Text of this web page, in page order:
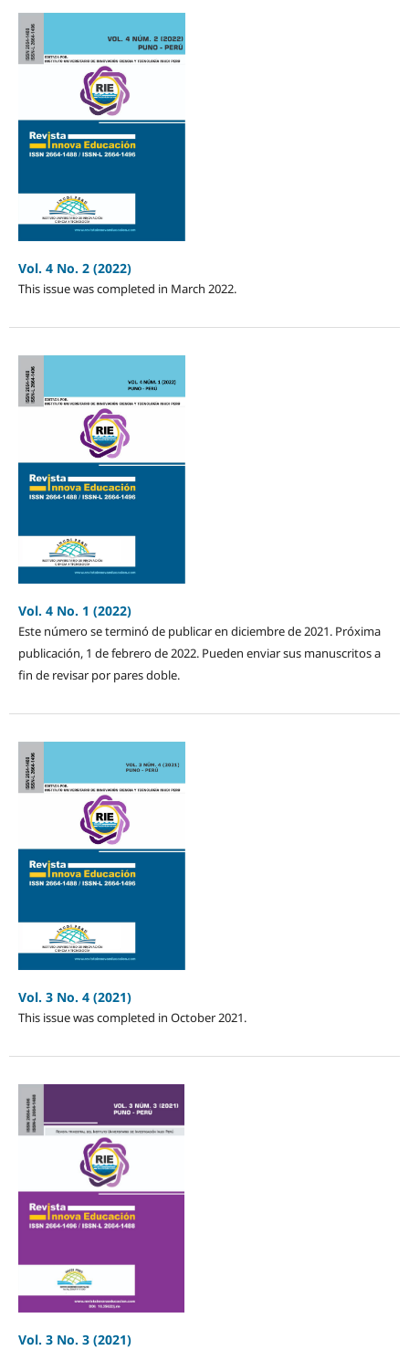
Vol. 4 No. 2 (2022)
This issue was completed in March 2022.
Vol. 4 No. 1 (2022)
Este número se terminó de publicar en diciembre de 2021. Próxima
publicación, 1 de febrero de 2022. Pueden enviar sus manuscritos a
fin de revisar por pares doble.
Vol. 3 No. 4 (2021)
This issue was completed in October 2021.
Vol. 3 No. 3 (2021)